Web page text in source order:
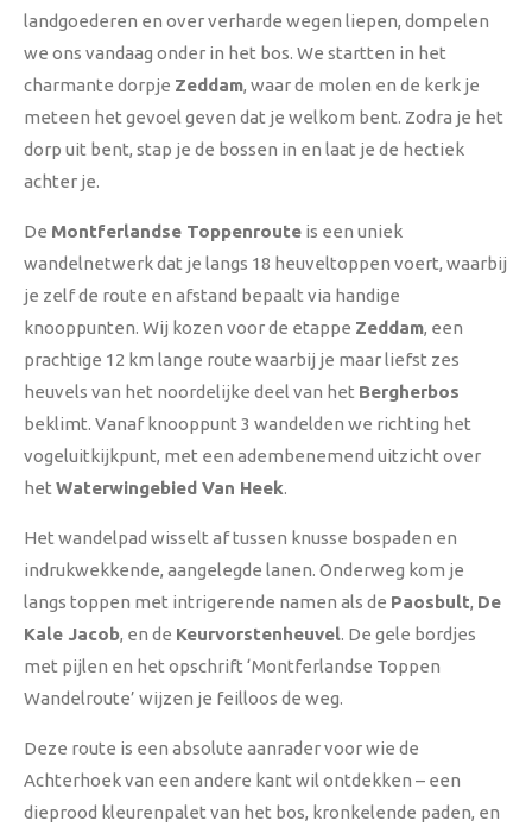
landgoederen en over verharde wegen liepen, dompelen
we ons vandaag onder in het bos. We startten in het
charmante dorpje Zeddam, waar de molen en de kerk je
meteen het gevoel geven dat je welkom bent. Zodra je het
dorp uit bent, stap je de bossen in en laat je de hectiek
achter je.
De Montferlandse Toppenroute is een uniek
wandelnetwerk dat je langs 18 heuveltoppen voert, waarbij
je zelf de route en afstand bepaalt via handige
knooppunten. Wij kozen voor de etappe Zeddam, een
prachtige 12 km lange route waarbij je maar liefst zes
heuvels van het noordelijke deel van het Bergherbos
beklimt. Vanaf knooppunt 3 wandelden we richting het
vogeluitkijkpunt, met een adembenemend uitzicht over
het Waterwingebied Van Heek.
Het wandelpad wisselt af tussen knusse bospaden en
indrukwekkende, aangelegde lanen. Onderweg kom je
langs toppen met intrigerende namen als de Paosbult, De
Kale Jacob, en de Keurvorstenheuvel. De gele bordjes
met pijlen en het opschrift ‘Montferlandse Toppen
Wandelroute’ wijzen je feilloos de weg.
Deze route is een absolute aanrader voor wie de
Achterhoek van een andere kant wil ontdekken – een
dieprood kleurenpalet van het bos, kronkelende paden, en